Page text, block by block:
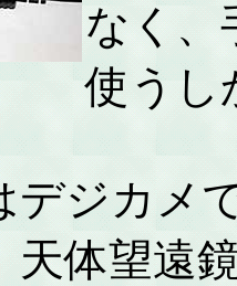
なく、
使うし
デジカメ
天体望遠